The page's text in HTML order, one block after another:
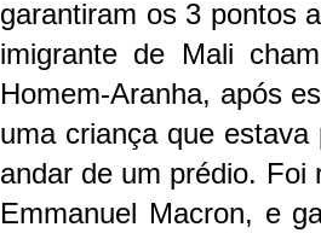
garantiram os 3 pontos
imigrante de Mali
Homem-Aranha, após
uma criança que
andar de um prédio. Foi
Emmanuel Macron, e